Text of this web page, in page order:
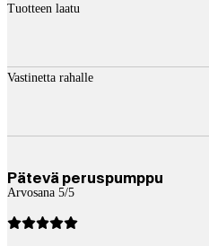
Tuotteen laatu
Vastinetta rahalle
Pätevä peruspumppu
Arvosana 5/5